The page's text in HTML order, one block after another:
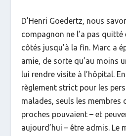
D’Henri Goedertz, nous
compagnon ne l’a pas quitté
côtés jusqu’à la fin. Marc a
amie, de sorte qu’au moins
lui rendre visite à l’hôpital.
règlement strict pour les
malades, seuls les membres
proches pouvaient – et
aujourd’hui – être admis. Le